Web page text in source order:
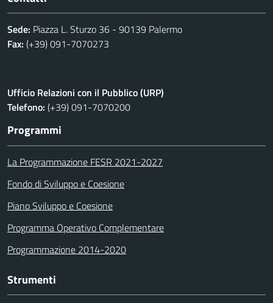
Sede: Piazza L. Sturzo 36 - 90139 Palermo
Fax: (+39) 091-7070273
Ufficio Relazioni con il Pubblico (URP)
Telefono: (+39) 091-7070200
Programmi
La Programmazione FESR 2021-2027
Fondo di Sviluppo e Coesione
Piano Sviluppo e Coesione
Programma Operativo Complementare
Programmazione 2014-2020
Strumenti